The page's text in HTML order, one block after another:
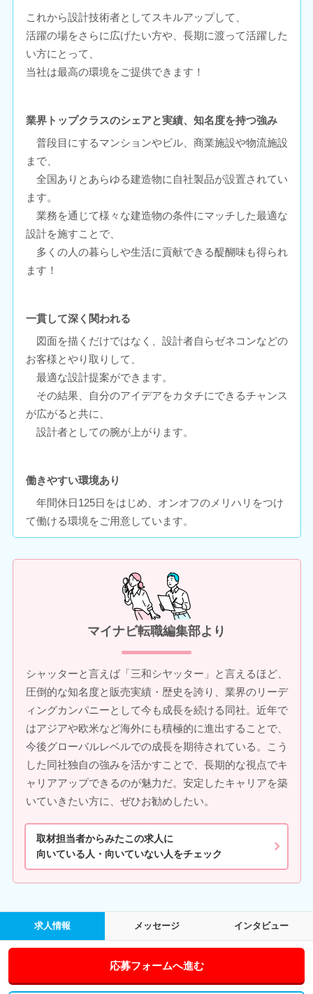
これから設計技術者としてスキルアップして、
活躍の場をさらに広げたい方や、長期に渡って活躍した
い方にとって、
当社は最高の環境をご提供できます！
業界トップクラスのシェアと実績、知名度を持つ強み
普段目にするマンションやビル、商業施設や物流施設
まで、
全国ありとあらゆる建造物に自社製品が設置されてい
ます。
業務を通じて様々な建造物の条件にマッチした最適な
設計を施すことで、
多くの人の暮らしや生活に貢献できる醍醐味も得られ
ます！
一貫して深く関われる
図面を描くだけではなく、設計者自らゼネコンなどの
お客様とやり取りして、
最適な設計提案ができます。
その結果、自分のアイデアをカタチにできるチャンス
が広がると共に、
設計者としての腕が上がります。
働きやすい環境あり
年間休日125日をはじめ、オンオフのメリハリをつけ
て働ける環境をご用意しています。
マイナビ転職編集部より
シャッターと言えば「三和シヤッター」と言えるほど、
圧倒的な知名度と販売実績・歴史を誇り、業界のリーデ
ィングカンパニーとして今も成長を続ける同社。近年で
はアジアや欧米など海外にも積極的に進出することで、
今後グローバルレベルでの成長を期待されている。こう
した同社独自の強みを活かすことで、長期的な視点でキ
ャリアアップできるのが魅力だ。安定したキャリアを築
いていきたい方に、ぜひお勧めしたい。
取材担当者からみたこの求人に
向いている人・向いていない人をチェック
求人情報 メッセージ インタビュー
応募フォームへ進む